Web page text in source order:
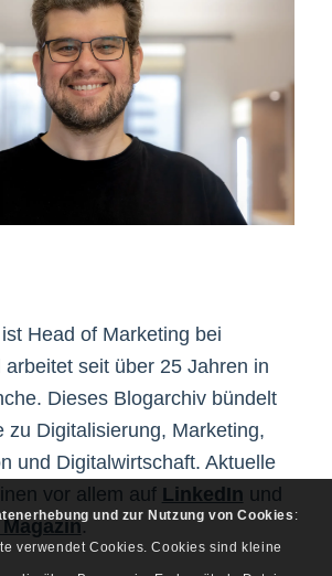
Head of Marketing bei
arbeitet seit über 25 Jahren in
Dieses Blogarchiv bündelt
zu Digitalisierung, Marketing,
und Digitalwirtschaft. Aktuelle
vor allem auf LinkedIn und
. und zur Nutzung von Cookies :
verwendet Cookies. Cookies sind kleine